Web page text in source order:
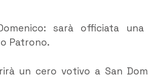
sarà officiata una
Patrono.
un cero votivo a San